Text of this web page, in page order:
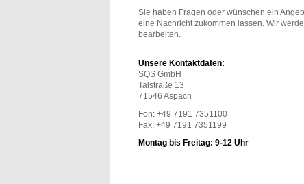
Sie haben Fragen oder wünschen ein
eine Nachricht zukommen lassen. Wir
bearbeiten.
Unsere Kontaktdaten:
SQS GmbH
Talstraße 13
71546 Aspach
Fon: +49 7191 7351100
Fax: +49 7191 7351199
Montag bis Freitag: 9-12 Uhr